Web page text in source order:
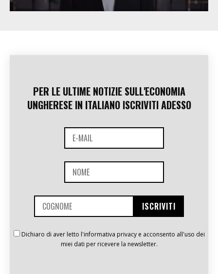
PER LE ULTIME NOTIZIE SULL'ECONOMIA
UNGHERESE IN ITALIANO ISCRIVITI ADESSO
Dichiaro di aver letto l'informativa privacy e acconsento all'uso dei
miei dati per ricevere la newsletter.